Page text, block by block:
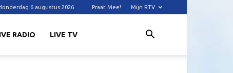
6 augustus 2026 Praat Mee! Mijn RTV
RADIO LIVE TV